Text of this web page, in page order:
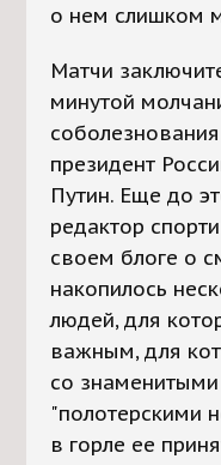
о нем слишком
Матчи
минутой
президент
Путин. Еще до
редактор
своем блоге о
накопилось
людей, для
важным, для
со знаменитыми
"полотерскими
в горле ее